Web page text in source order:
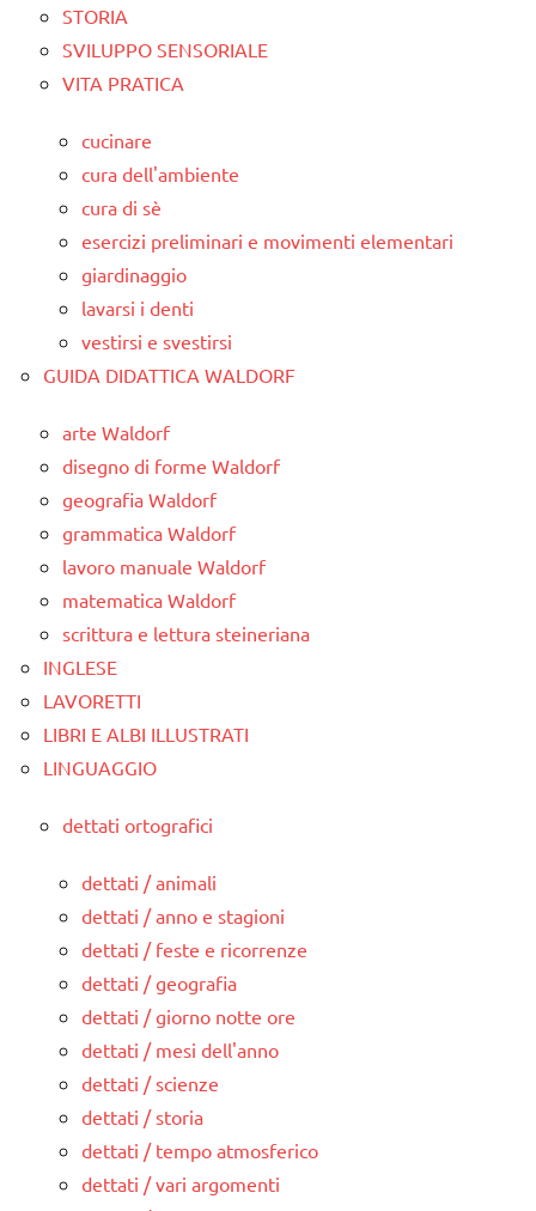
STORIA
SVILUPPO SENSORIALE
VITA PRATICA
cucinare
cura dell'ambiente
cura di sè
esercizi preliminari e movimenti elementari
giardinaggio
lavarsi i denti
vestirsi e svestirsi
GUIDA DIDATTICA WALDORF
arte Waldorf
disegno di forme Waldorf
geografia Waldorf
grammatica Waldorf
lavoro manuale Waldorf
matematica Waldorf
scrittura e lettura steineriana
INGLESE
LAVORETTI
LIBRI E ALBI ILLUSTRATI
LINGUAGGIO
dettati ortografici
dettati / animali
dettati / anno e stagioni
dettati / feste e ricorrenze
dettati / geografia
dettati / giorno notte ore
dettati / mesi dell'anno
dettati / scienze
dettati / storia
dettati / tempo atmosferico
dettati / vari argomenti